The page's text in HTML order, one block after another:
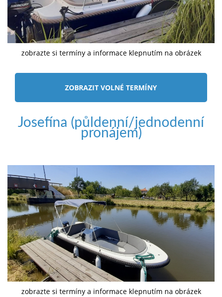
zobrazte si termíny a informace klepnutím na obrázek
ZOBRAZIT VOLNÉ TERMÍNY
Josefína (půldenní/jednodenní
pronájem)
zobrazte si termíny a informace klepnutím na obrázek